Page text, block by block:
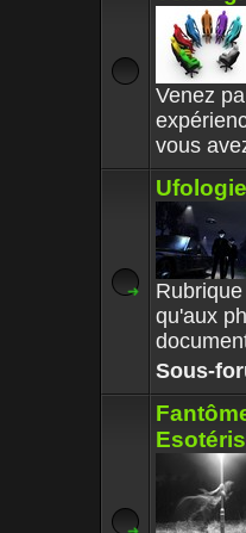
30 Déc 2017
Circle
Enjoy
30 Déc 2017
Venez
vous
qu'aux
Sous-